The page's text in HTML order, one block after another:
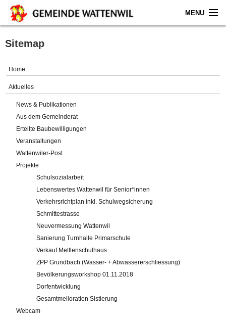
MENU
Home
Gemeinde
Verwaltung
Online-Service
Impressum
Sitemap
Home
Aktuelles
News & Publikationen
Aus dem Gemeinderat
Erteilte Baubewilligungen
Veranstaltungen
Wattenwiler-Post
Projekte
Schulsozialarbeit
Lebenswertes Wattenwil für Senior*innen
Verkehrsrichtplan inkl. Schulwegsicherung
Schmittestrasse
Neuvermessung Wattenwil
Sanierung Turnhalle Primarschule
Verkauf Mettlenschulhaus
ZPP Grundbach (Wasser- + Abwassererschliessung)
Bevölkerungsworkshop 01.11.2018
Dorfentwicklung
Gesamtmelioration Sistierung
Webcam